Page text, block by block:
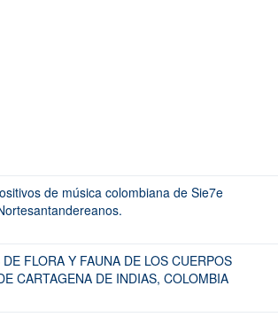
de música colombiana de Sie7e
FLORA Y FAUNA DE LOS CUERPOS
CARTAGENA DE INDIAS, COLOMBIA